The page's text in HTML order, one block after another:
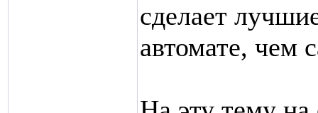
сделает
автомате, чем